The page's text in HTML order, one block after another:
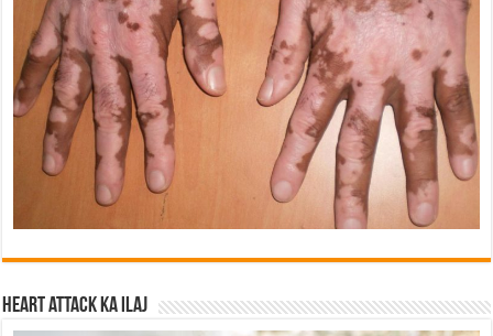
Heart attack ka ilaj